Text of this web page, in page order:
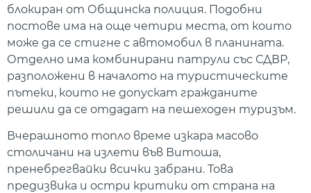
блокиран от Общинска полиция. Подобни
постове има на още четири места, от които
може да се стигне с автомобил в планината.
Отделно има комбинирани патрули със СДВР,
разположени в началото на туристическите
пътеки, които не допускат гражданите
решили да се отдадат на пешеходен туризъм.
Вчерашното топло време изкара масово
столичани на излети във Витоша,
пренебрегвайки всички забрани. Това
предизвика и остри критики от страна на